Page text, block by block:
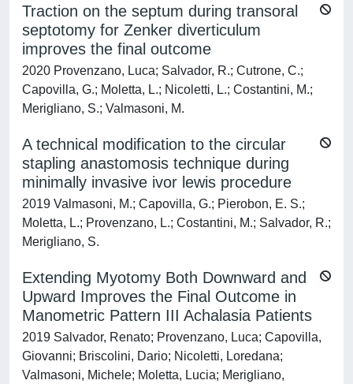
Traction on the septum during transoral
septotomy for Zenker diverticulum
improves the final outcome
2020 Provenzano, Luca; Salvador, R.; Cutrone, C.;
Capovilla, G.; Moletta, L.; Nicoletti, L.; Costantini, M.;
Merigliano, S.; Valmasoni, M.
A technical modification to the circular
stapling anastomosis technique during
minimally invasive ivor lewis procedure
2019 Valmasoni, M.; Capovilla, G.; Pierobon, E. S.;
Moletta, L.; Provenzano, L.; Costantini, M.; Salvador, R.;
Merigliano, S.
Extending Myotomy Both Downward and
Upward Improves the Final Outcome in
Manometric Pattern III Achalasia Patients
2019 Salvador, Renato; Provenzano, Luca; Capovilla,
Giovanni; Briscolini, Dario; Nicoletti, Loredana;
Valmasoni, Michele; Moletta, Lucia; Merigliano,